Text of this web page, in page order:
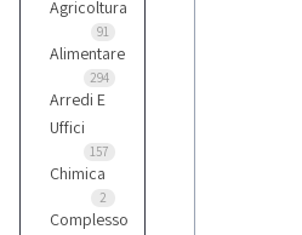
Agricoltura
91
Alimentare
294
Arredi E
Uffici
157
Chimica
2
Complesso